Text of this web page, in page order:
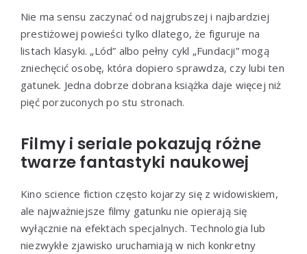
Nie ma sensu zaczynać od najgrubszej i najbardziej
prestiżowej powieści tylko dlatego, że figuruje na
listach klasyki. „Lód” albo pełny cykl „Fundacji” mogą
zniechęcić osobę, która dopiero sprawdza, czy lubi ten
gatunek. Jedna dobrze dobrana książka daje więcej niż
pięć porzuconych po stu stronach.
Filmy i seriale pokazują różne
twarze fantastyki naukowej
Kino science fiction często kojarzy się z widowiskiem,
ale najważniejsze filmy gatunku nie opierają się
wyłącznie na efektach specjalnych. Technologia lub
niezwykłe zjawisko uruchamiają w nich konkretny